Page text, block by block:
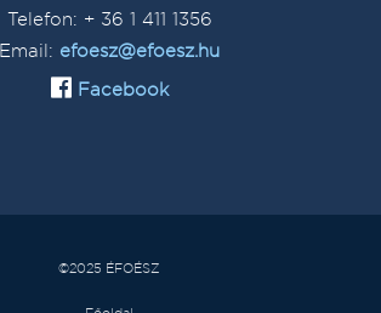
Telefon: + 36 1 411 1356
Email: efoesz@efoesz.hu
Facebook
©2025 ÉFOÉSZ